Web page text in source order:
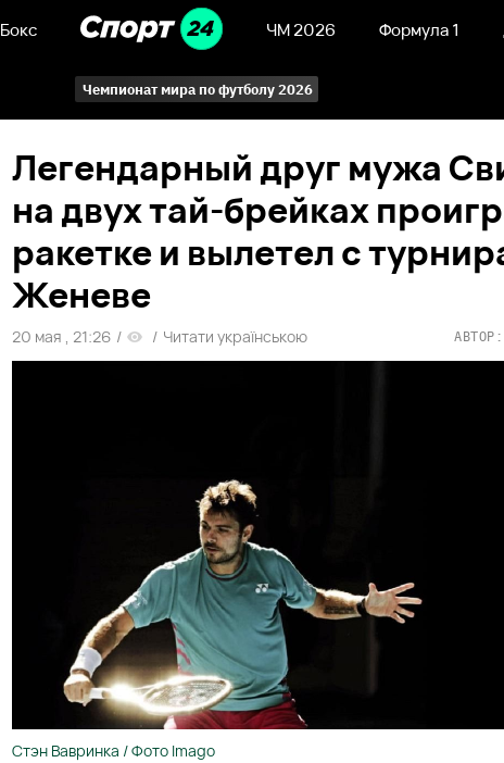
Бокс ЧМ 2026 Формула 1
Чемпионат мира по футболу 2026
Легендарный друг мужа
на двух тай-брейках
ракетке и вылетел с
Женеве
20 мая , 21:26 / / Читати українською АВТОР:
Стэн Вавринка / Фото Imago